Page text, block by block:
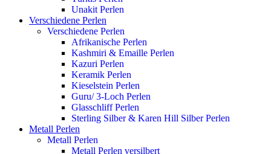
Unakit Perlen
Verschiedene Perlen
Verschiedene Perlen
Afrikanische Perlen
Kashmiri & Emaille Perlen
Kazuri Perlen
Keramik Perlen
Kieselstein Perlen
Guru/ 3-Loch Perlen
Glasschliff Perlen
Sterling Silber & Karen Hill Silber Perlen
Metall Perlen
Metall Perlen
Metall Perlen versilbert